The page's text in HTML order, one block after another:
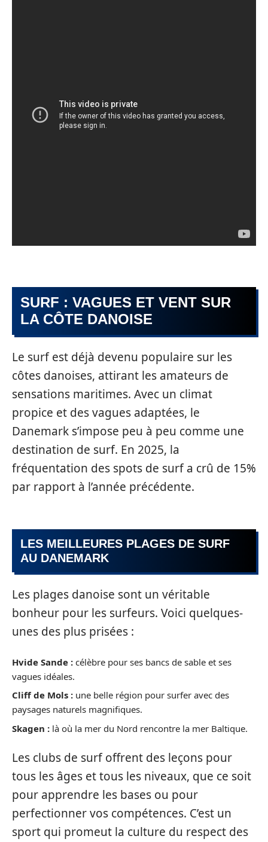
SURF : VAGUES ET VENT SUR
LA CÔTE DANOISE
Le surf est déjà devenu populaire sur les
côtes danoises, attirant les amateurs de
sensations maritimes. Avec un climat
propice et des vagues adaptées, le
Danemark s’impose peu à peu comme une
destination de surf. En 2025, la
fréquentation des spots de surf a crû de 15%
par rapport à l’année précédente.
LES MEILLEURES PLAGES DE SURF
AU DANEMARK
Les plages danoise sont un véritable
bonheur pour les surfeurs. Voici quelques-
unes des plus prisées :
Hvide Sande : célèbre pour ses bancs de sable et ses
vagues idéales.
Cliff de Mols : une belle région pour surfer avec des
paysages naturels magnifiques.
Skagen : là où la mer du Nord rencontre la mer Baltique.
Les clubs de surf offrent des leçons pour
tous les âges et tous les niveaux, que ce soit
pour apprendre les bases ou pour
perfectionner vos compétences. C’est un
sport qui promeut la culture du respect des